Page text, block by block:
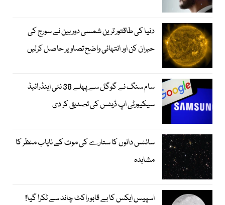
دنیا کی طاقتور ترین شمسی دوربین نے سورج کی
حیران کن اور انتہائی واضح تصاویر حاصل کرلیں
سام سنگ نے گوگل سے پہلے 38 نئی اینڈرائیڈ
سیکیورٹی اپ ڈیٹس کی تصدیق کر دی
سائنس دانوں کا ستارے کی موت کے نایاب منظر کا
مشاہدہ
اسپیس ایکس کا بے قابو راکٹ چاند سے ٹکرا گیا!